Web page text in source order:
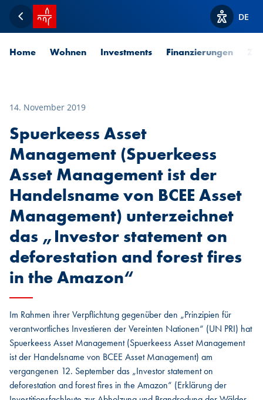
Zurück
Startseite SPUERKEESS
Optionen
DE
Home Wohnen Investments Finanzierungen
14. November 2019
Spuerkeess Asset
Management (Spuerkeess
Asset Management ist der
Handelsname von BCEE Asset
Management) unterzeichnet
das „Investor statement on
deforestation and forest fires
in the Amazon“
Im Rahmen ihrer Verpflichtung gegenüber den „Prinzipien für
verantwortliches Investieren der Vereinten Nationen“ (UN PRI) hat
Spuerkeess Asset Management (Spuerkeess Asset Management
ist der Handelsname von BCEE Asset Management) am
vergangenen 12. September das „Investor statement on
deforestation and forest fires in the Amazon“ (Erklärung der